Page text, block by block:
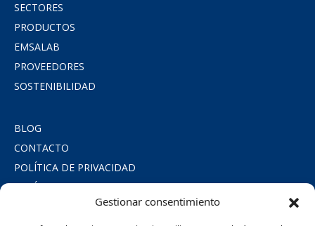
Gestionar consentimiento
SECTORES
PRODUCTOS
EMSALAB
PROVEEDORES
SOSTENIBILIDAD
BLOG
CONTACTO
POLÍTICA DE PRIVACIDAD
POLÍTICA DE COOKIES